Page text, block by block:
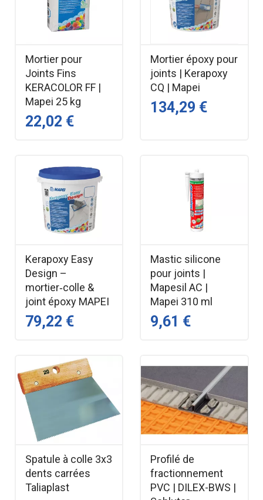
Mortier pour
Joints Fins
KERACOLOR FF |
Mapei 25 kg
22,02 €
Mortier époxy pour
joints | Kerapoxy
CQ | Mapei
134,29 €
Kerapoxy Easy
Design –
mortier‑colle &
joint époxy MAPEI
79,22 €
Mastic silicone
pour joints |
Mapesil AC |
Mapei 310 ml
9,61 €
Spatule à colle 3x3
dents carrées
Taliaplast
Profilé de
fractionnement
PVC | DILEX-BWS |